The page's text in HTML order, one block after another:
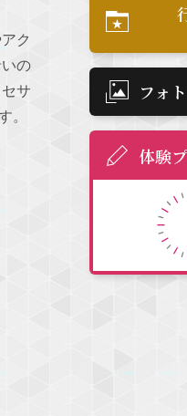
ク
の
サ
フォ
体験